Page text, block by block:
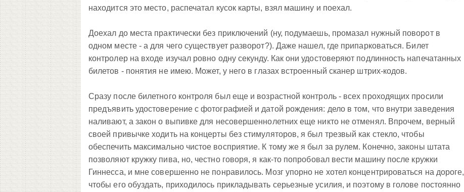
находится это место, распечатал кусок карты, взял машину и поехал.
Доехал до места практически без приключений (ну, подумаешь, промазал нужный поворот в
одном месте - а для чего существует разворот?). Даже нашел, где припарковаться. Билет
контролер на входе изучал ровно одну секунду. Как они удостоверяют подлинность напечатанных
билетов - понятия не имею. Может, у него в глазах встроенный сканер штрих-кодов.
Сразу после билетного контроля был еще и возрастной контроль - всех проходящих просили
предъявить удостоверение с фотографией и датой рождения: дело в том, что внутри заведения
наливают, а закон о выпивке для несовершеннолетних еще никто не отменял. Впрочем, верный
своей привычке ходить на концерты без стимуляторов, я был трезвый как стекло, чтобы
обеспечить максимально чистое восприятие. К тому же я был за рулем. Конечно, законы штата
позволяют кружку пива, но, честно говоря, я как-то попробовал вести машину после кружки
Гиннесса, и мне совершенно не понравилось. Мозг упорно не хотел концентрироваться на дороге,
чтобы его обуздать, приходилось прикладывать серьезные усилия, и поэтому в голове постоянно